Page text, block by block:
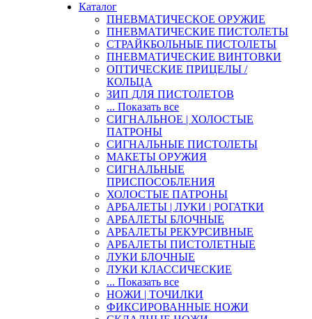
Каталог
ПНЕВМАТИЧЕСКОЕ ОРУЖИЕ
ПНЕВМАТИЧЕСКИЕ ПИСТОЛЕТЫ
СТРАЙКБОЛЬНЫЕ ПИСТОЛЕТЫ
ПНЕВМАТИЧЕСКИЕ ВИНТОВКИ
ОПТИЧЕСКИЕ ПРИЦЕЛЫ /
КОЛЬЦА
ЗИП ДЛЯ ПИСТОЛЕТОВ
... Показать все
СИГНАЛЬНОЕ | ХОЛОСТЫЕ
ПАТРОНЫ
СИГНАЛЬНЫЕ ПИСТОЛЕТЫ
МАКЕТЫ ОРУЖИЯ
СИГНАЛЬНЫЕ
ПРИСПОСОБЛЕНИЯ
ХОЛОСТЫЕ ПАТРОНЫ
АРБАЛЕТЫ | ЛУКИ | РОГАТКИ
АРБАЛЕТЫ БЛОЧНЫЕ
АРБАЛЕТЫ РЕКУРСИВНЫЕ
АРБАЛЕТЫ ПИСТОЛЕТНЫЕ
ЛУКИ БЛОЧНЫЕ
ЛУКИ КЛАССИЧЕСКИЕ
... Показать все
НОЖИ | ТОЧИЛКИ
ФИКСИРОВАННЫЕ НОЖИ